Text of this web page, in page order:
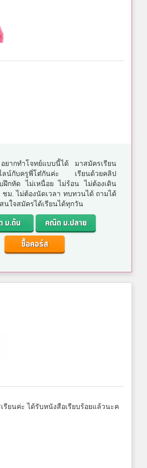
ยากทำโจทย์แบบนี้ได้ มาสมัครเรียน
ลน์กับครูพี่โต๋กันค่ะ เรียนด้วยคลิป
ฝึกหัด ไม่เหนื่อย ไม่ร้อน ไม่ต้องเดิน
ชม. ไม่ต้องนัดเวลา ทบทวนได้ ถามได้
นใจสมัครได้เรียนได้ทุกวัน
ม.ต้น
คณิต ม.ปลาย
ซื้อคอร์ส
รียนค่ะ ได้รับหนังสือเรียบร้อยแล้วนะค